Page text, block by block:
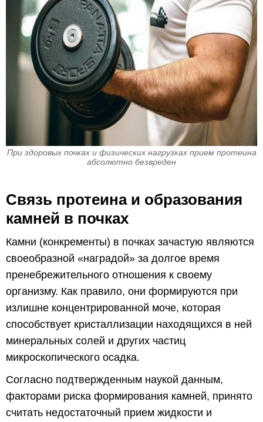
При здоровых почках и физических нагрузках прием протеина
абсолютно безвреден
Связь протеина и образования
камней в почках
Камни (конкременты) в почках зачастую являются
своеобразной «наградой» за долгое время
пренебрежительного отношения к своему
организму. Как правило, они формируются при
излишне концентрированной моче, которая
способствует кристаллизации находящихся в ней
минеральных солей и других частиц
микроскопического осадка.
Согласно подтвержденным наукой данным,
факторами риска формирования камней, принято
считать недостаточный прием жидкости и